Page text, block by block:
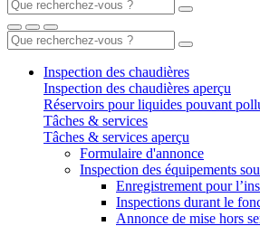
Inspection des chaudières
Inspection des chaudières aperçu
Réservoirs pour liquides pouvant
Tâches & services
Tâches & services aperçu
Formulaire d'annonce
Inspection des équipements
Enregistrement pour
Inspections durant le
Annonce de mise hors